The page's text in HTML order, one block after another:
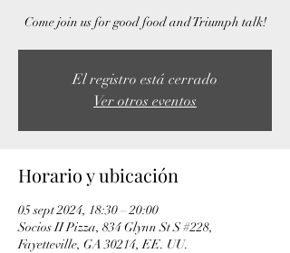
Come join us for good food and Triumph talk!
El registro está cerrado
Ver otros eventos
Horario y ubicación
05 sept 2024, 18:30 – 20:00
Socios II Pizza, 834 Glynn St S #228,
Fayetteville, GA 30214, EE. UU.